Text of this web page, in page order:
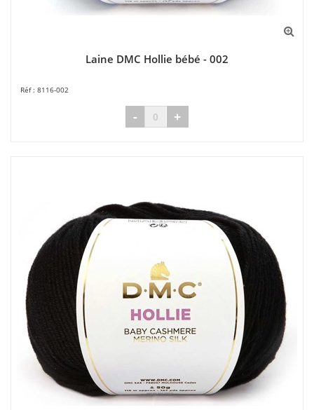
Laine DMC Hollie bébé - 002
8116-002
- +